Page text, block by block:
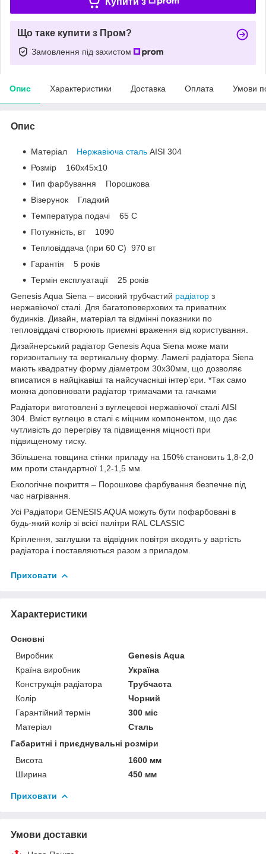
Що таке купити з Пром?
Замовлення під захистом
Опис Характеристики Доставка Оплата Умови
Опис
Матеріал Нержавіюча сталь AISI 304
Розмір 160x45x10
Тип фарбування Порошкова
Візерунок Гладкий
Температура подачі 65 C
Потужність, вт 1090
Тепловіддача (при 60 С) 970 вт
Гарантія 5 років
Термін експлуатації 25 років
Genesis Aqua Siena – високий трубчастий радіатор з
нержавіючої сталі. Для багатоповерхових та приватних
будинків. Дизайн, матеріал та відмінні показники по
тепловіддачі створюють приємні враження від користування.
Дизайнерський радіатор Genesis Aqua Siena може мати
горизонтальну та вертикальну форму. Ламелі радіатора Siena
мають квадратну форму діаметром 30х30мм, що дозволяє
вписатися в найцікавіші та найсучасніші інтер’єри. *Так само
можна доповнювати радіатор тримачами та гачками
Радіатори виготовлені з вуглецевої нержавіючої сталі AISI
304. Вміст вуглецю в сталі є міцним компонентом, що дає
чутливість до перегріву та підвищення міцності при
підвищеному тиску.
Збільшена товщина стінки приладу на 150% становить 1,8-2,0
мм проти стандартної 1,2-1,5 мм.
Екологічне покриття – Порошкове фарбування безпечне під
час нагрівання.
Усі Радіатори GENESIS AQUA можуть бути пофарбовані в
будь-який колір зі всієї палітри RAL CLASSIC
Кріплення, заглушки та відвідник повітря входять у вартість
радіатора і поставляються разом з приладом.
Приховати
Характеристики
Основні
Виробник
Genesis Aqua
Країна виробник
Україна
Конструкція радіатора
Трубчаста
Колір
Чорний
Гарантійний термін
300 міс
Матеріал
Сталь
Габаритні і приєднувальні розміри
Висота
1600 мм
Ширина
450 мм
Приховати
Умови доставки